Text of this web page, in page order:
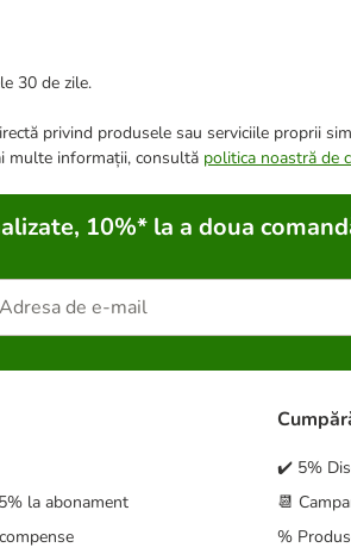
30 de zile.
privind produsele sau serviciile proprii
multe informații, consultă politica noastră de
10%* la a doua
la abonament
✔️ 5%
📆
%